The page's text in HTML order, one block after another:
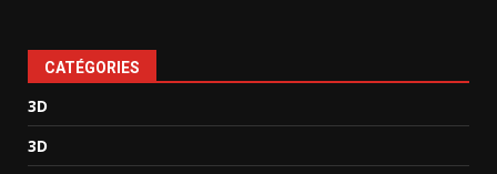
CATÉGORIES
3D
3D